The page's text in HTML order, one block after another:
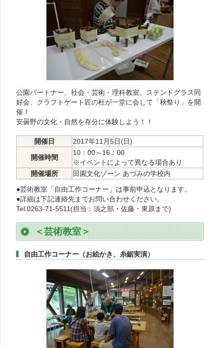
公園パートナー、社会・芸術・理科教室、ステンドグラス同
好会、クラフトゲート匠の杜が一堂に会して「秋祭り」を開
催！
安曇野の文化・自然を存分に体験しよう！！
開催日 2017年11月5日(日)
開催時間
10：00～16：00
※イベントによって異なる場合あり
開催場所
田園文化ゾーン あづみの学校内
●芸術教室「自由工作コーナー」は事前申込となります。
●詳細は下記連絡先までお問い合わせください。
Tel.0263-71-5511(担当：須之部・佐藤・東原まで)
＜芸術教室＞
自由工作コーナー（お絵かき、糸鋸実演）